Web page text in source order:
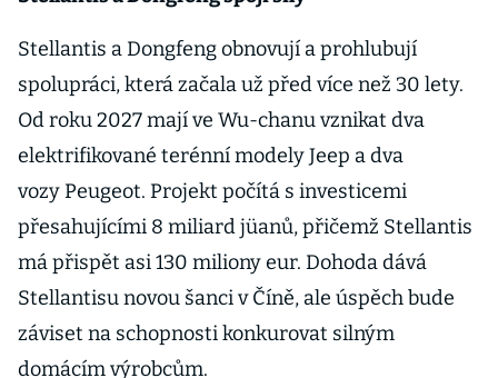
Stellantis a Dongfeng obnovují a prohlubují
spolupráci, která začala už před více než 30 lety.
Od roku 2027 mají ve Wu-chanu vznikat dva
elektrifikované terénní modely Jeep a dva
vozy Peugeot. Projekt počítá s investicemi
přesahujícími 8 miliard jüanů, přičemž Stellantis
má přispět asi 130 miliony eur. Dohoda dává
Stellantisu novou šanci v Číně, ale úspěch bude
záviset na schopnosti konkurovat silným
domácím výrobcům.